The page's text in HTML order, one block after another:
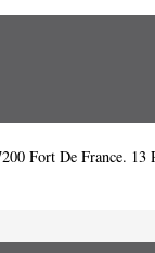
Fort De France. 13